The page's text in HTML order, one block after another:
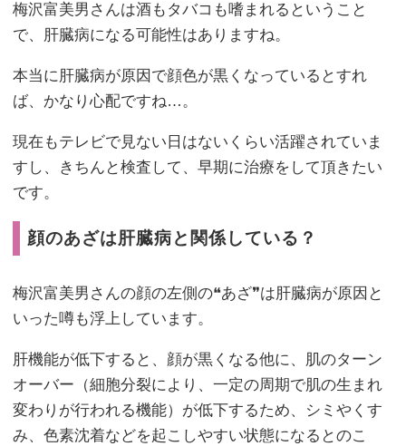
梅沢富美男さんは酒もタバコも嗜まれるということ
で、肝臓病になる可能性はありますね。
本当に肝臓病が原因で顔色が黒くなっているとすれ
ば、かなり心配ですね…。
現在もテレビで見ない日はないくらい活躍されていま
すし、きちんと検査して、早期に治療をして頂きたい
です。
顔のあざは肝臓病と関係している？
梅沢富美男さんの顔の左側の❝あざ❞は肝臓病が原因と
いった噂も浮上しています。
肝機能が低下すると、顔が黒くなる他に、肌のターン
オーバー（細胞分裂により、一定の周期で肌の生まれ
変わりが行われる機能）が低下するため、シミやくす
み、色素沈着などを起こしやすい状態になるとのこ